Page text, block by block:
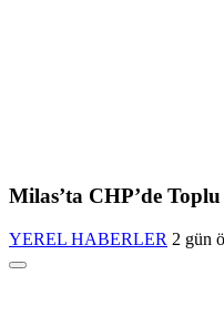
Milas’ta CHP’de Toplu
YEREL HABERLER 2 gün